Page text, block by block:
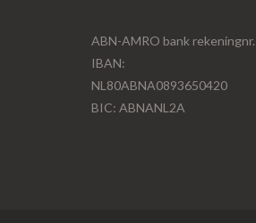
ABN-AMRO bank rekeningnr.
IBAN:
NL80ABNA0893650420
BIC: ABNANL2A